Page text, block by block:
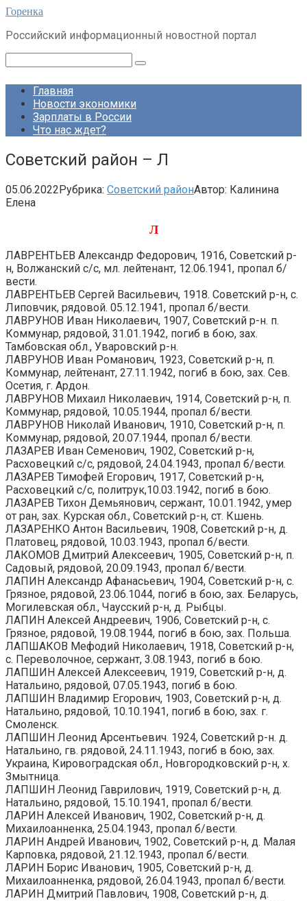
Перейти
контенту
Горенка
Российский информационный новостной портал
Главная
Новости экономики
Зарплаты в России
Что нас ждет?
Советский район – Л
05.06.2022Рубрика: Советский районАвтор: Калинина
Елена
Л
ЛАВРЕНТЬЕВ Александр Федорович, 1916, Советский р-
н, Волжанский с/с, мл. лейтенант, 12.06.1941, пропал б/
вести.
ЛАВРЕНТЬЕВ Сергей Васильевич, 1918. Советский р-н, с.
Липовчик, рядовой. 05.12.1941, пропал б/вести.
ЛАВРУНОВ Иван Николаевич, 1907, Советский р-н. п.
Коммунар, рядовой, 31.01.1942, погиб в бою, зах.
Тамбовская обл., Уваровский р-н.
ЛАВРУНОВ Иван Романович, 1923, Советский р-н, п.
Коммунар, лейтенант, 27.11.1942, погиб в бою, зах. Сев.
Осетия, г. Ардон.
ЛАВРУНОВ Михаил Николаевич, 1914, Советский р-н, п.
Коммунар, рядовой, 10.05.1944, пропал б/вести.
ЛАВРУНОВ Николай Иванович, 1910, Советский р-н, п.
Коммунар, рядовой, 20.07.1944, пропал б/вести.
ЛАЗАРЕВ Иван Семенович, 1902, Советский р-н,
Расховецкий с/с, рядовой, 24.04.1943, пропал б/вести.
ЛАЗАРЕВ Тимофей Егорович, 1917, Советский р-н,
Расховецкий с/с, политрук,10.03.1942, погиб в бою.
ЛАЗАРЕВ Тихон Демьянович, сержант, 10.01.1942, умер
от ран, зах. Курская обл., Советский р-н, ст. Кшень.
ЛАЗАРЕНКО Антон Васильевич, 1908, Советский р-н, д.
Платовец, рядовой, 10.03.1943, пропал б/вести.
ЛАКОМОВ Дмитрий Алексеевич, 1905, Советский р-н, п.
Садовый, рядовой, 20.09.1943, пропал б/вести.
ЛАПИН Александр Афанасьевич, 1904, Советский р-н, с.
Грязное, рядовой, 23.06.1044, погиб в бою, зах. Беларусь,
Могилевская обл., Чаусский р-н, д. Рыбцы.
ЛАПИН Алексей Андреевич, 1906, Советский р-н, с.
Грязное, рядовой, 19.08.1944, погиб в бою, зах. Польша.
ЛАПШАКОВ Мефодий Николаевич, 1918, Советский р-н,
с. Переволочное, сержант, 3.08.1943, погиб в бою.
ЛАПШИН Алексей Алексеевич, 1919, Советский р-н, д.
Натальино, рядовой, 07.05.1943, погиб в бою.
ЛАПШИН Владимир Егорович, 1903, Советский р-н, д.
Натальино, рядовой, 10.10.1941, погиб в бою, зах. г.
Смоленск.
ЛАПШИН Леонид Арсентьевич. 1924, Советский р-н. д.
Натальино, гв. рядовой, 24.11.1943, погиб в бою, зах.
Украина, Кировоградская обл., Новгородковский р-н, х.
Змытница.
ЛАПШИН Леонид Гаврилович, 1919, Советский р-н, д.
Натальино, рядовой, 15.10.1941, пропал б/вести.
ЛАРИН Алексей Иванович, 1902, Советский р-н, д.
Михаилоанненка, 25.04.1943, пропал б/вести.
ЛАРИН Андрей Иванович, 1902, Советский р-н, д. Малая
Карповка, рядовой, 21.12.1943, пропал б/вести.
ЛАРИН Борис Иванович, 1905, Советский р-н, д.
Михаилоанненка, рядовой, 26.04.1943, пропал б/вести.
ЛАРИН Дмитрий Павлович, 1908, Советский р-н, д.